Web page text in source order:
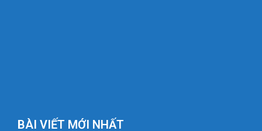
BÀI VIẾT MỚI NHẤT